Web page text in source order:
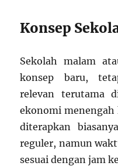
Konsep
Sekolah malam
konsep baru,
relevan terutama
ekonomi menengah
diterapkan
reguler, namun
sesuai dengan jam